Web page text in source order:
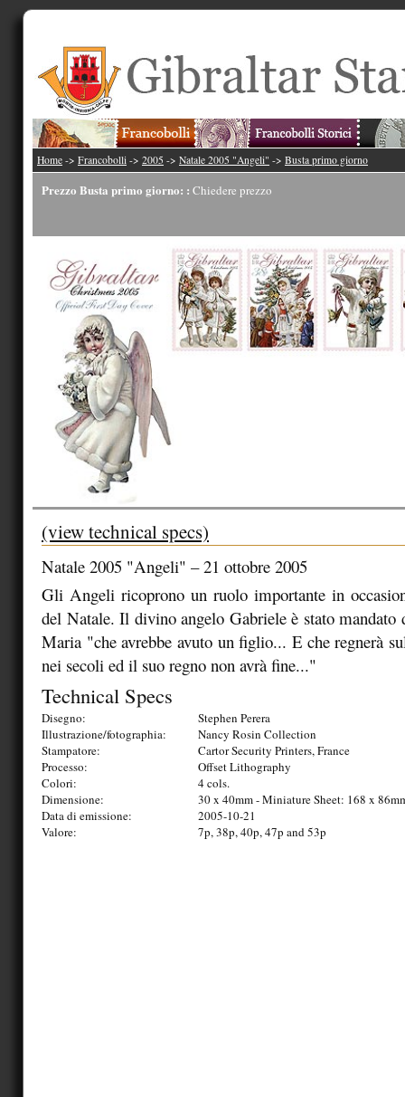
Home -> Francobolli -> 2005 -> Natale 2005 "Angeli" -> Busta primo giorno
Prezzo Busta primo giorno: : Chiedere prezzo
(view technical specs)
Natale 2005 "Angeli" – 21 ottobre 2005
Gli Angeli ricoprono un ruolo importante in
del Natale. Il divino angelo Gabriele è stato mandato
Maria "che avrebbe avuto un figlio... E che regnerà
nei secoli ed il suo regno non avrà fine..."
Technical Specs
Disegno:
Stephen Perera
Illustrazione/fotographia:
Nancy Rosin Collection
Stampatore:
Cartor Security Printers, France
Processo:
Offset Lithography
Colori:
4 cols.
Dimensione:
30 x 40mm - Miniature Sheet: 168 x
Data di emissione:
2005-10-21
Valore:
7p, 38p, 40p, 47p and 53p